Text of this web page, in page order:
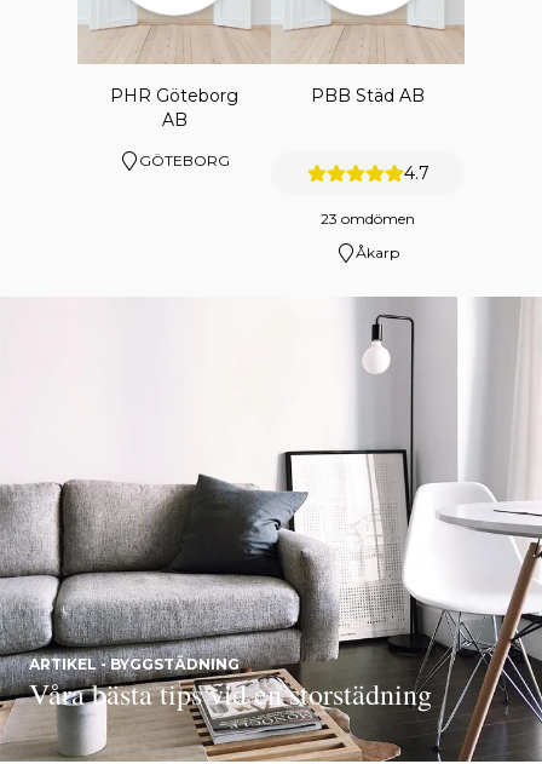
PHR Göteborg
AB
GÖTEBORG
PBB Städ AB
4.7
23 omdömen
Åkarp
ARTIKEL - BYGGSTÄDNING
Våra bästa tips vid en storstädning